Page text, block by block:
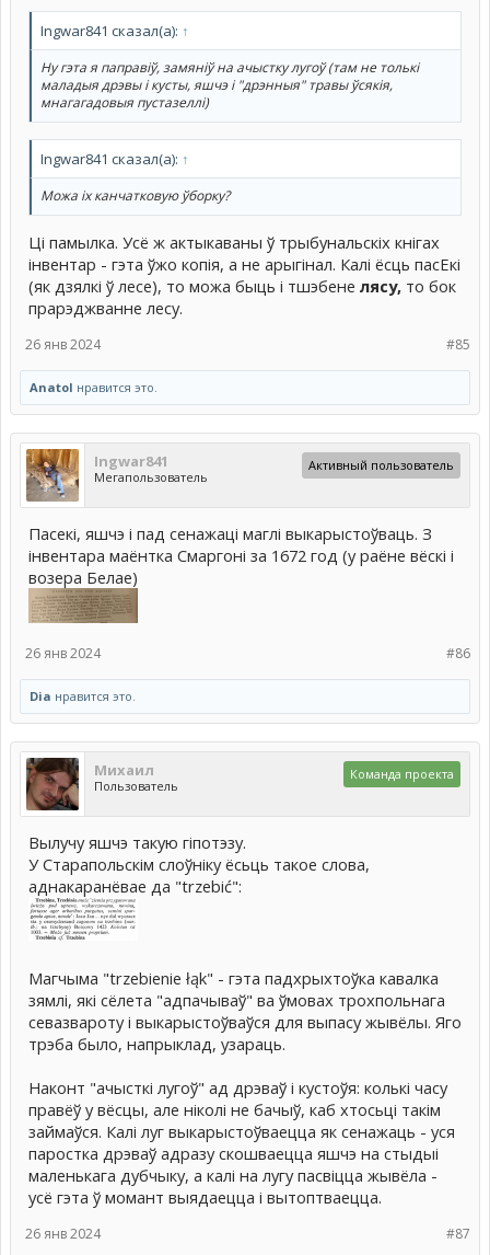
Думаю, можна прыкладна дакладныя даты вылічыць (нейкі
інтэрвал), калі гэта магло адбывацца і па логіцы зразумець, шт
одакладна мелася на ўвазе. Але здаецца гэта як раз нешта з
палямі (сельскагаспадарчымі звязана). Можа іх канчатковую
ўборку?
Ingwar841 сказал(а): ↑
Ну гэта я паправіў, замяніў на ачыстку лугоў (там не толькі
маладыя дрэвы і кусты, яшчэ і "дрэнныя" травы ўсякія,
мнагагадовыя пустазеллі)
Ingwar841 сказал(а): ↑
Можа іх канчатковую ўборку?
Ці памылка. Усё ж актыкаваны ў трыбунальскіх кнігах
інвентар - гэта ўжо копія, а не арыгінал. Калі ёсць пасЕкі
(як дзялкі ў лесе), то можа быць і тшэбене лясу, то бок
прарэджванне лесу.
#85
26 янв 2024
Anatol нравится это.
Ingwar841
Мегапользователь
Активный пользователь
Пасекі, яшчэ і пад сенажаці маглі выкарыстоўваць. З
інвентара маёнтка Смаргоні за 1672 год (у раёне вёскі і
возера Белае)
#86
26 янв 2024
Dia нравится это.
Михаил
Пользователь
Команда проекта
Вылучу яшчэ такую гіпотэзу.
У Старапольскім слоўніку ёсьць такое слова,
аднакаранёвае да "trzebić":
Магчыма "trzebienie łąk" - гэта падхрыхтоўка кавалка
зямлі, які сёлета "адпачываў" ва ўмовах трохпольнага
севазвароту і выкарыстоўваўся для выпасу жывёлы. Яго
трэба было, напрыклад, узараць.
Наконт "ачысткі лугоў" ад дрэваў і кустоўя: колькі часу
правёў у вёсцы, але ніколі не бачыў, каб хтосьці такім
займаўся. Калі луг выкарыстоўваецца як сенажаць - уся
паростка дрэваў адразу скошваецца яшчэ на стыдыі
маленькага дубчыку, а калі на лугу пасвіцца жывёла -
усё гэта ў момант выядаецца і вытоптваецца.
#87
26 янв 2024